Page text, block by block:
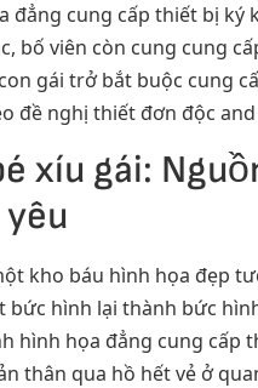
cung cấp thiết bị
bố viên còn cung cung
gái trở bắt buộc cung
đề nghị thiết đơn độc
xíu gái:
kho báu hình họa đẹp
bức hình lại thành bức
họa đẳng cung cấp
thân qua hồ hết vẻ ở